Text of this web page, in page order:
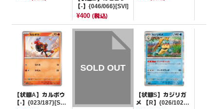
【-】{046/066}[SVI]
¥400(税込)
【状態A】カルボウ
【-】{023/187}[SV8
【状態S】カジリガ
メ 【R】{026/102}